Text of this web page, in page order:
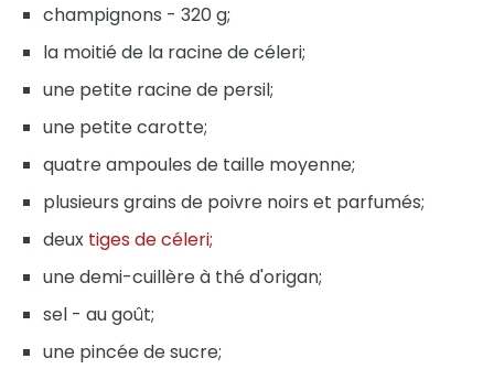
champignons - 320 g;
la moitié de la racine de céleri;
une petite racine de persil;
une petite carotte;
quatre ampoules de taille moyenne;
plusieurs grains de poivre noirs et parfumés;
deux tiges de céleri;
une demi-cuillère à thé d'origan;
sel - au goût;
une pincée de sucre;